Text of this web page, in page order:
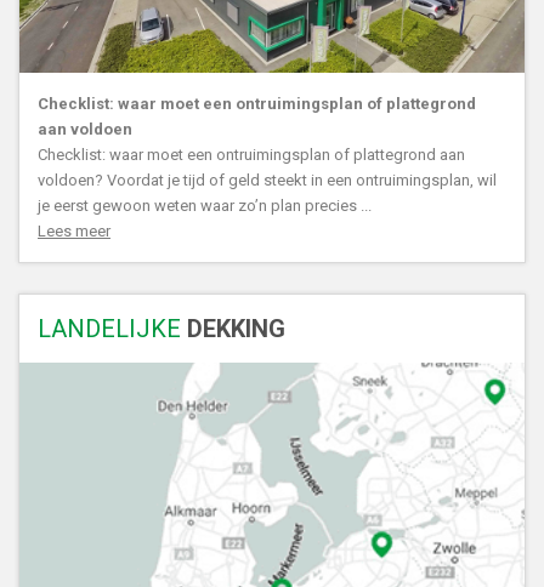
Checklist: waar moet een ontruimingsplan of plattegrond
aan voldoen
Checklist: waar moet een ontruimingsplan of plattegrond aan
voldoen? Voordat je tijd of geld steekt in een ontruimingsplan, wil
je eerst gewoon weten waar zo’n plan precies ...
Lees meer
LANDELIJKE DEKKING